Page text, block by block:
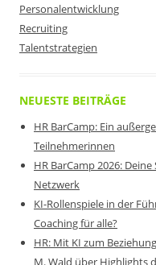
Personalentwicklung
Recruiting
Talentstrategien
NEUESTE BEITRÄGE
HR BarCamp: Ein
Teilnehmerinnen
HR BarCamp 2026:
Netzwerk
KI-Rollenspiele in der
Coaching für alle?
HR: Mit KI zum
M. Wald über Highlights